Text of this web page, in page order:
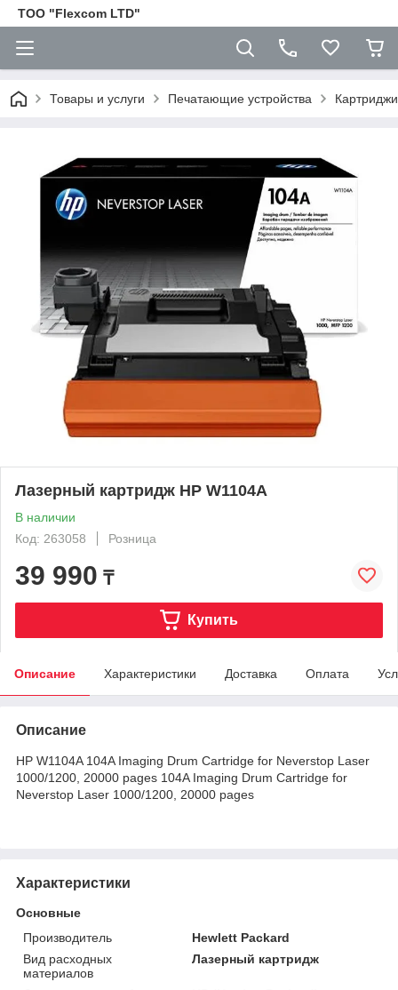
ТОО "Flexcom LTD"
Товары и услуги Печатающие устройства
Лазерный картридж HP W1104A
В наличии
Код: 263058
Розница
39 990 ₸
Купить
Описание Характеристики Доставка Оплата
Описание
HP W1104A 104A Imaging Drum Cartridge for Neverstop Laser
1000/1200, 20000 pages 104A Imaging Drum Cartridge for
Neverstop Laser 1000/1200, 20000 pages
Характеристики
Основные
Производитель
Hewlett Packard
Вид расходных
материалов
Лазерный картридж